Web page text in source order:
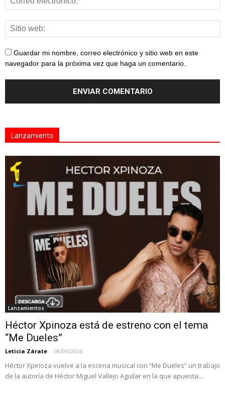
Guardar mi nombre, correo electrónico y sitio web en este
navegador para la próxima vez que haga un comentario.
Lanzamiento
Lanzamientos
Héctor Xpinoza está de estreno con el tema
“Me Dueles”
Leticia Zárate - 08/06/2026
Héctor Xpinoza vuelve a la escena musical con “Me Dueles” un trabajo
de la autoría de Héctor Miguel Vallejo Aguilar en la que apuesta...